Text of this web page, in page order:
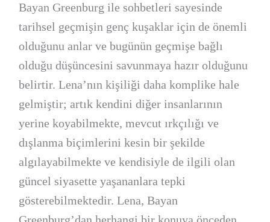
Bayan Greenburg ile sohbetleri sayesinde
tarihsel geçmişin genç kuşaklar için de önemli
olduğunu anlar ve bugünün geçmişe bağlı
olduğu düşüncesini savunmaya hazır olduğunu
belirtir. Lena’nın kişiliği daha komplike hale
gelmiştir; artık kendini diğer insanlarının
yerine koyabilmekte, mevcut ırkçılığı ve
dışlanma biçimlerini kesin bir şekilde
algılayabilmekte ve kendisiyle de ilgili olan
güncel siyasette yaşananlara tepki
gösterebilmektedir. Lena, Bayan